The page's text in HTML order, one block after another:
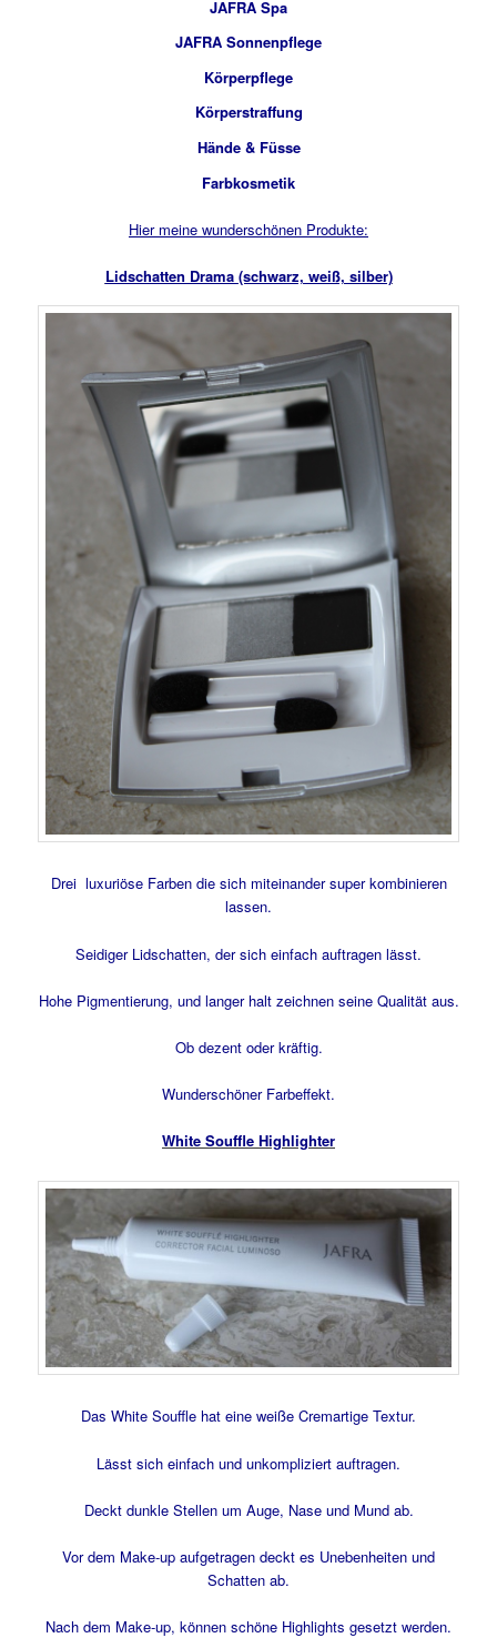
JAFRA Spa
JAFRA Sonnenpflege
Körperpflege
Körperstraffung
Hände & Füsse
Farbkosmetik
Hier meine wunderschönen Produkte:
Lidschatten Drama (schwarz, weiß, silber)
Drei luxuriöse Farben die sich miteinander super kombinieren
lassen.
Seidiger Lidschatten, der sich einfach auftragen lässt.
Hohe Pigmentierung, und langer halt zeichnen seine Qualität aus.
Ob dezent oder kräftig.
Wunderschöner Farbeffekt.
White Souffle Highlighter
Das White Souffle hat eine weiße Cremartige Textur.
Lässt sich einfach und unkompliziert auftragen.
Deckt dunkle Stellen um Auge, Nase und Mund ab.
Vor dem Make-up aufgetragen deckt es Unebenheiten und
Schatten ab.
Nach dem Make-up, können schöne Highlights gesetzt werden.